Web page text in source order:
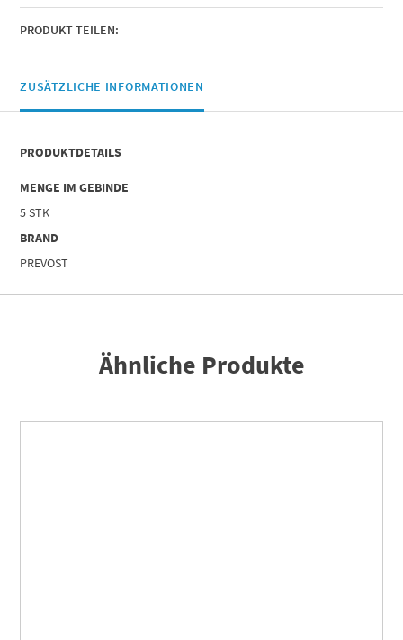
(mm)
=
|
Menge
PRODUKT TEILEN:
ZUSÄTZLICHE INFORMATIONEN
PRODUKTDETAILS
MENGE IM GEBINDE
5 STK
BRAND
PREVOST
Ähnliche Produkte